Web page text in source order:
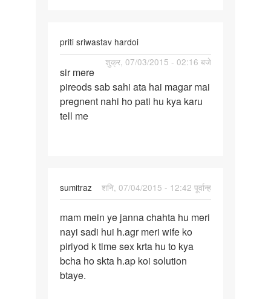
priti sriwastav hardoi
शुक्र, 07/03/2015 - 02:16 बजे
sir
mere
pireods
sab
sir mere
pireods sab sahi ata hai magar mai
pregnent nahi ho pati hu kya karu
tell me
sumitraz
शनि, 07/04/2015 - 12:42 पूर्वान्ह
mam
mein
ye
janna
chahta
mam mein ye janna chahta hu meri
nayi sadi hui h.agr meri wife ko
piriyod k time sex krta hu to kya
bcha ho skta h.ap koi solution
btaye.